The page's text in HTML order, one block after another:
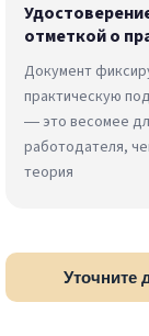
отметкой о
Документ
практическую
— это весомее
работодателя,
теория
Уточните